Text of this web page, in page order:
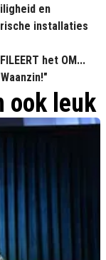
en
installaties
het OM...
ook leuk